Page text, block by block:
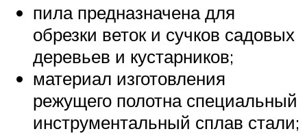
пила предназначена для
обрезки веток и сучков садовых
деревьев и кустарников;
материал изготовления
режущего полотна специальный
инструментальный сплав стали;